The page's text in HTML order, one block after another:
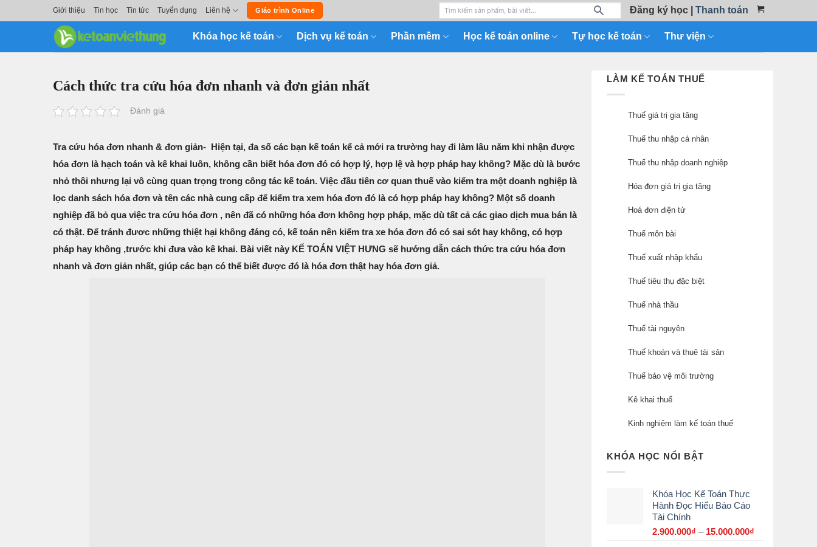
Giới thiệu Tin học Tin tức Tuyển dụng Liên hệ Giáo trình Online Đăng ký học| Thanh toán
Khóa học kế toán Dịch vụ kế toán Phần mềm Học kế toán online Tự học kế toán Thư viện
Cách thức tra cứu hóa đơn nhanh và đơn giản nhất
Đánh giá
Tra cứu hóa đơn nhanh & đơn giản- Hiện tại, đa số các bạn kế toán kể cả mới ra trường hay đi làm lâu năm khi nhận được
hóa đơn là hạch toán và kê khai luôn, không cần biết hóa đơn đó có hợp lý, hợp lệ và hợp pháp hay không? Mặc dù là bước
nhỏ thôi nhưng lại vô cùng quan trọng trong công tác kế toán. Việc đầu tiên cơ quan thuế vào kiểm tra một doanh nghiệp là
lọc danh sách hóa đơn và tên các nhà cung cấp để kiểm tra xem hóa đơn đó là có hợp pháp hay không? Một số doanh
nghiệp đã bỏ qua việc tra cứu hóa đơn , nên đã có những hóa đơn không hợp pháp, mặc dù tất cả các giao dịch mua bán là
có thật. Để tránh đươc những thiệt hại không đáng có, kế toán nên kiểm tra xe hóa đơn đó có sai sót hay không, có hợp
pháp hay không ,trước khi đưa vào kê khai. Bài viết này KẾ TOÁN VIỆT HƯNG sẽ hướng dẫn cách thức tra cứu hóa đơn
nhanh và đơn giản nhất, giúp các bạn có thể biết được đó là hóa đơn thật hay hóa đơn giả.
LÀM KẾ TOÁN THUẾ
Thuế giá trị gia tăng
Thuế thu nhập cá nhân
Thuế thu nhập doanh nghiệp
Hóa đơn giá trị gia tăng
Hoá đơn điện tử
Thuế môn bài
Thuế xuất nhập khẩu
Thuế tiêu thụ đặc biệt
Thuế nhà thầu
Thuế tài nguyên
Thuế khoán và thuê tài sản
Thuế bảo vệ môi trường
Kê khai thuế
Kinh nghiệm làm kế toán thuế
KHÓA HỌC NỔI BẬT
Khóa Học Kế Toán Thực
Hành Đọc Hiểu Báo Cáo
Tài Chính
2.900.000₫ – 15.000.000₫